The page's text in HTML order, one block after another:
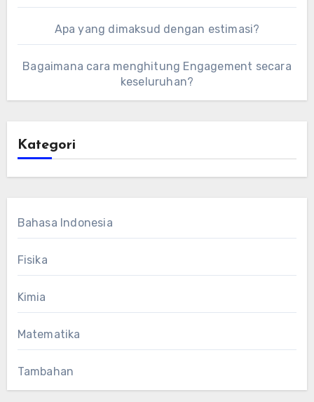
Apa yang dimaksud dengan estimasi?
Bagaimana cara menghitung Engagement secara
keseluruhan?
Kategori
Bahasa Indonesia
Fisika
Kimia
Matematika
Tambahan